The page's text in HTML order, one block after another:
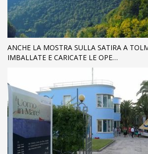
ANCHE LA MOSTRA SULLA SATIRA A
IMBALLATE E CARICATE LE OPE…